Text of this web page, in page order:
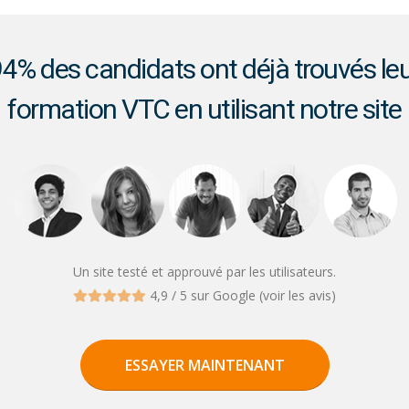
des candidats ont déjà trouvés
formation VTC en utilisant notre site
Un site testé et approuvé par les utilisateurs.
4,9 / 5 sur Google (voir les avis)
ESSAYER MAINTENANT